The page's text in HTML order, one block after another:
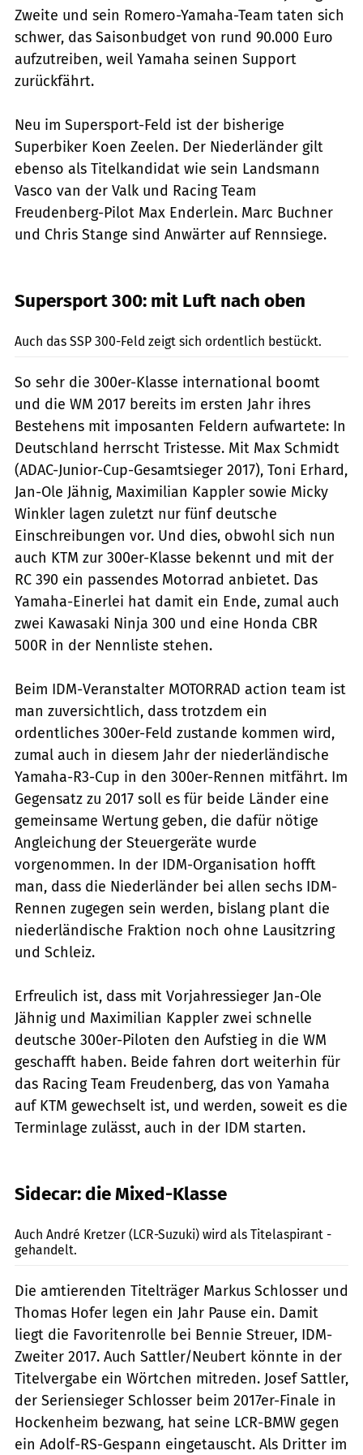
Zweite und sein Romero-Yamaha-Team taten sich
schwer, das Saisonbudget von rund 90.000 Euro
aufzutreiben, weil Yamaha seinen Support
zurückfährt.
Neu im Supersport-Feld ist der bisherige
Superbiker Koen Zeelen. Der Niederländer gilt
ebenso als Titelkandidat wie sein Landsmann
Vasco van der Valk und Racing Team
Freudenberg-Pilot Max Enderlein. Marc Buchner
und Chris Stange sind Anwärter auf Rennsiege.
Supersport 300: mit Luft nach oben
Auch das SSP 300-Feld zeigt sich ordentlich bestückt.
So sehr die 300er-Klasse international boomt
und die WM 2017 bereits im ersten Jahr ihres
Bestehens mit imposanten Feldern aufwartete: In
Deutschland herrscht Tristesse. Mit Max Schmidt
(ADAC-Junior-Cup-Gesamtsieger 2017), Toni Erhard,
Jan-Ole Jähnig, Maximilian Kappler sowie Micky
Winkler lagen zuletzt nur fünf deutsche
Einschreibungen vor. Und dies, obwohl sich nun
auch KTM zur 300er-Klasse bekennt und mit der
RC 390 ein passendes Motorrad anbietet. Das
Yamaha-Einerlei hat damit ein Ende, zumal auch
zwei Kawasaki Ninja 300 und eine Honda CBR
500R in der Nennliste stehen.
Beim IDM-Veranstalter MOTORRAD action team ist
man zuversichtlich, dass trotzdem ein
ordentliches 300er-Feld zustande kommen wird,
zumal auch in diesem Jahr der niederländische
Yamaha-R3-Cup in den 300er-Rennen mitfährt. Im
Gegensatz zu 2017 soll es für beide Länder eine
gemeinsame Wertung geben, die dafür nötige
Angleichung der Steuergeräte wurde
vorgenommen. In der IDM-­Organisation hofft
man, dass die Niederländer bei allen sechs IDM-
Rennen zugegen sein werden, bislang plant die
niederländische Fraktion noch ohne Lausitzring
und Schleiz.
Erfreulich ist, dass mit Vorjahressieger Jan-Ole
Jähnig und Maximilian Kappler zwei schnelle
deutsche 300er-Piloten den Aufstieg in die WM
geschafft haben. Beide fahren dort weiterhin für
das Racing Team Freudenberg, das von Yamaha
auf KTM gewechselt ist, und werden, soweit es die
Terminlage zulässt, auch in der IDM starten.
Sidecar: die Mixed-Klasse
Auch André Kretzer (LCR-Suzuki) wird als Titelaspirant ­
gehandelt.
Die amtierenden Titelträger Markus Schlosser und
Thomas Hofer legen ein Jahr Pause ein. Damit
liegt die Favoritenrolle bei Bennie Streuer, IDM-
Zweiter 2017. Auch Sattler/Neubert könnte in der
­Titelvergabe ein Wörtchen mitreden. Josef Sattler,
der Seriensieger Schlosser beim 2017er-Finale in
Hockenheim bezwang, hat seine LCR-BMW gegen
ein Adolf-RS-Gespann eingetauscht. Als Dritter im